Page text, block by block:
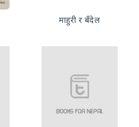
माहुरी र बँदेल